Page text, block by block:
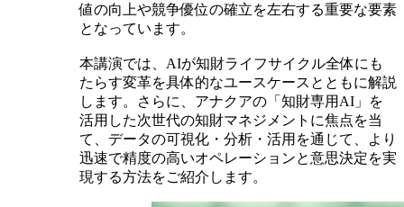
値の向上や競争優位の確立を左右する重要な要素
となっています。
本講演では、AIが知財ライフサイクル全体にも
たらす変革を具体的なユースケースとともに解説
します。さらに、アナクアの「知財専用AI」を
活用した次世代の知財マネジメントに焦点を当
て、データの可視化・分析・活用を通じて、より
迅速で精度の高いオペレーションと意思決定を実
現する方法をご紹介します。